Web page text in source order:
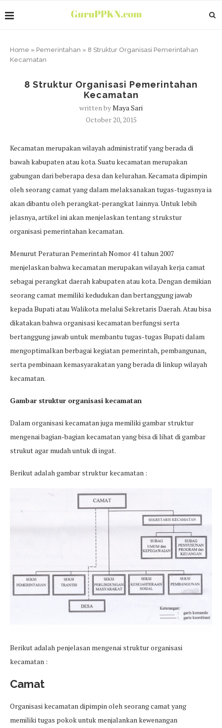
Home » Pemerintahan » 8 Struktur Organisasi Pemerintahan
Kecamatan
8 Struktur Organisasi Pemerintahan
Kecamatan
written byMaya Sari
October 20, 2015
Kecamatan merupakan wilayah administratif yang berada di
bawah kabupaten atau kota. Suatu kecamatan merupakan
gabungan dari beberapa desa dan kelurahan. Kecamata dipimpin
oleh seorang camat yang dalam melaksanakan tugas-tugasnya ia
akan dibantu oleh perangkat-perangkat lainnya. Untuk lebih
jelasnya, artikel ini akan menjelaskan tentang strukstur
organisasi pemerintahan kecamatan.
Menurut Peraturan Pemerintah Nomor 41 tahun 2007
menjelaskan bahwa kecamatan merupakan wilayah kerja camat
sebagai perangkat daerah kabupaten atau kota. Dengan demikian
seorang camat memiliki kedudukan dan bertanggung jawab
kepada Bupati atau Walikota melalui Sekretaris Daerah. Atau bisa
dikatakan bahwa organisasi kecamatan berfungsi serta
bertanggung jawab untuk membantu tugas-tugas Bupati dalam
mengoptimalkan berbagai kegiatan pemerintah, pembangunan,
serta pembinaan kemasyarakatan yang berada di linkup wilayah
kecamatan.
Gambar struktur organisasi kecamatan
Dalam organisasi kecamatan juga memiliki gambar struktur
mengenai bagian-bagian kecamatan yang bisa di lihat di gambar
strukut agar mudah untuk di ingat.
Berikut adalah gambar struktur kecamatan :
Berikut adalah penjelasan mengenai struktur organisasi
kecamatan :
Camat
Organisasi kecamatan dipimpin oleh seorang camat yang
memiliki tugas pokok untuk menjalankan kewenangan